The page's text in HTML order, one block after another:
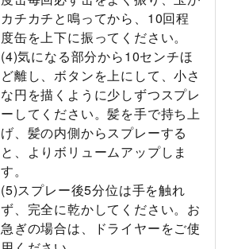
カチカチと鳴ってから、10回程
度缶を上下に振ってください。
(4)気になる部分から10センチほ
ど離し、ボタンを上にして、小さ
な円を描くように少しずつスプレ
ーしてください。髪を手で持ち上
げ、髪の内側からスプレーする
と、よりボリュームアップしま
す。
(5)スプレー後5分位は手を触れ
ず、完全に乾かしてください。お
急ぎの場合は、ドライヤーをご使